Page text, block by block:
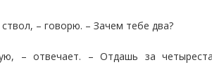
– говорю. – Зачем тебе два?
– отвечает. – Отдашь за